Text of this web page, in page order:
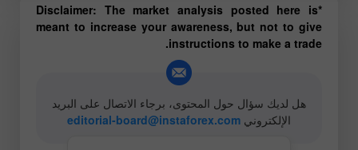
*Disclaimer: The market analysis posted here is
meant to increase your awareness, but not to give
instructions to make a trade.
هل لديك سؤال حول المحتوى، برجاء الاتصال على البريد
الإلكتروني editorial-board@instaforex.com